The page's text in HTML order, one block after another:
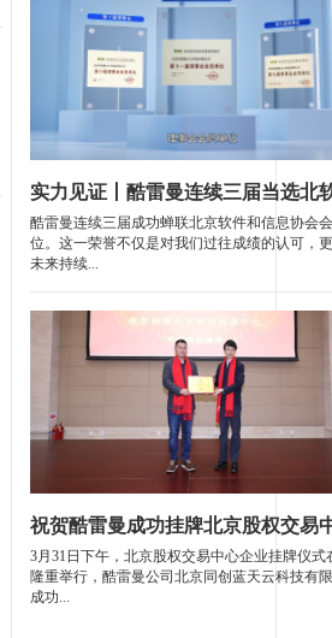
酷雷曼连续三届成功蝉联北京软件和信息协会
位。这一荣誉不仅是对我们过往成绩的认可，
未来持续...
祝贺酷雷曼成功挂牌北京股权交易
3月31日下午，北京股权交易中心企业挂牌仪式
隆重举行，酷雷曼公司北京同创蓝天云科技有
成功...